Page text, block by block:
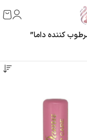
کننده داما”